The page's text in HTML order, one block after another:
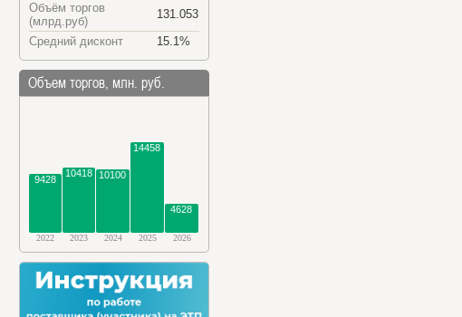
Объём торгов
(млрд.руб)
131.053
Средний дисконт
15.1%
Объем торгов, млн. руб.
9428
10418 10100
14458
4628
2022 2023 2024 2025 2026